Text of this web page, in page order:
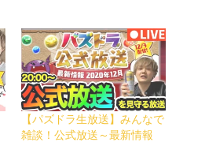
【パズドラ生放送】みんなで
雑談！公式放送～最新情報